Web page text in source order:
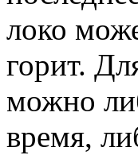
локо
горит.
можно
время,